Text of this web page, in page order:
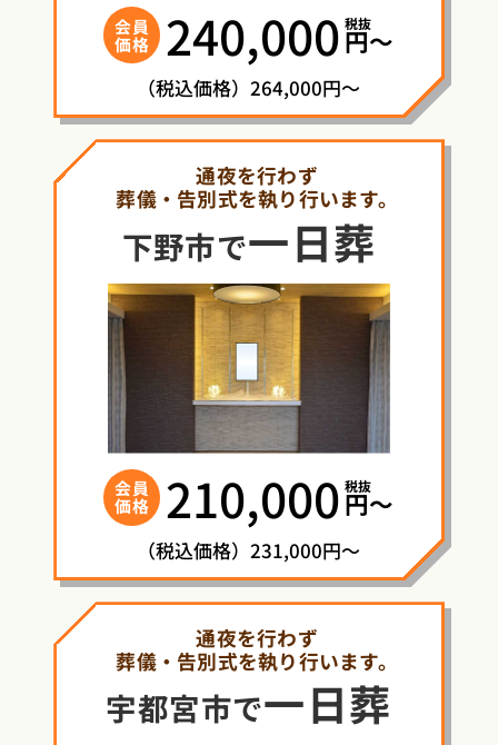
会員
価格 240,000 税抜
円〜
（税込価格）264,000円～
通夜を行わず
葬儀・告別式を執り行います。
下野市で一日葬
会員
価格 210,000 税抜
円〜
（税込価格）231,000円～
通夜を行わず
葬儀・告別式を執り行います。
宇都宮市で一日葬